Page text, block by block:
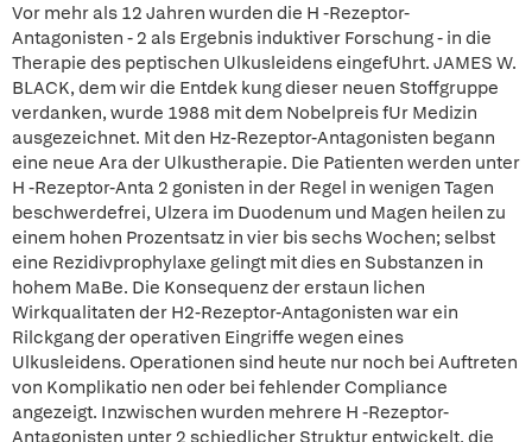
Vor mehr als 12 Jahren wurden die H -Rezeptor-
Antagonisten - 2 als Ergebnis induktiver Forschung - in die
Therapie des peptischen Ulkusleidens eingefUhrt. JAMES W.
BLACK, dem wir die Entdek kung dieser neuen Stoffgruppe
verdanken, wurde 1988 mit dem Nobelpreis fUr Medizin
ausgezeichnet. Mit den Hz-Rezeptor-Antagonisten begann
eine neue Ara der Ulkustherapie. Die Patienten werden unter
H -Rezeptor-Anta 2 gonisten in der Regel in wenigen Tagen
beschwerdefrei, Ulzera im Duodenum und Magen heilen zu
einem hohen Prozentsatz in vier bis sechs Wochen; selbst
eine Rezidivprophylaxe gelingt mit dies en Substanzen in
hohem MaBe. Die Konsequenz der erstaun lichen
Wirkqualitaten der H2-Rezeptor-Antagonisten war ein
Rilckgang der operativen Eingriffe wegen eines
Ulkusleidens. Operationen sind heute nur noch bei Auftreten
von Komplikatio nen oder bei fehlender Compliance
angezeigt. Inzwischen wurden mehrere H -Rezeptor-
Antagonisten unter 2 schiedlicher Struktur entwickelt, die